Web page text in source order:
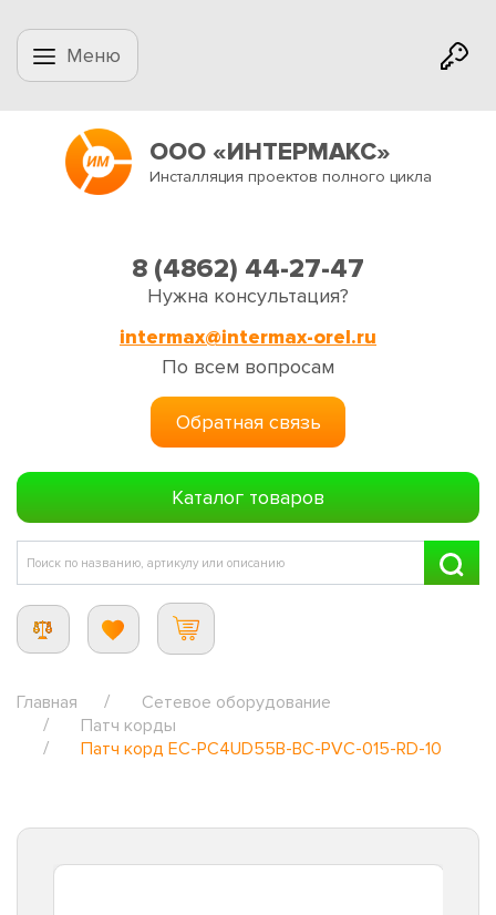
Меню
ООО «ИНТЕРМАКС»
Инсталляция проектов полного цикла
8 (4862) 44-27-47
Нужна консультация?
intermax@intermax-orel.ru
По всем вопросам
Обратная связь
Каталог товаров
Главная
Сетевое оборудование
Патч корды
Патч корд EC-PC4UD55B-BC-PVC-015-RD-10